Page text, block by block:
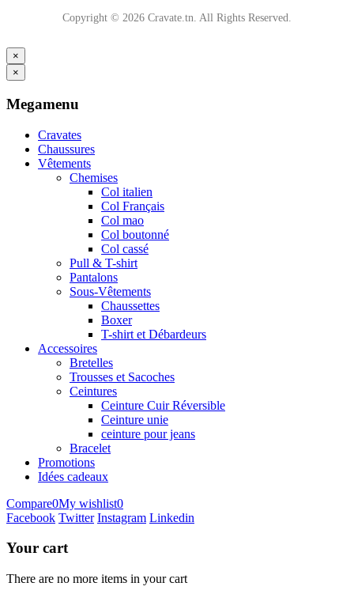
Copyright © 2026 Cravate.tn. All Rights Reserved.
×
×
Megamenu
Cravates
Chaussures
Vêtements
Chemises
Col italien
Col Français
Col mao
Col boutonné
Col cassé
Pull & T-shirt
Pantalons
Sous-Vêtements
Chaussettes
Boxer
T-shirt et Débardeurs
Accessoires
Bretelles
Trousses et Sacoches
Ceintures
Ceinture Cuir Réversible
Ceinture unie
ceinture pour jeans
Bracelet
Promotions
Idées cadeaux
Compare0My wishlist0
Facebook Twitter Instagram Linkedin
Your cart
There are no more items in your cart